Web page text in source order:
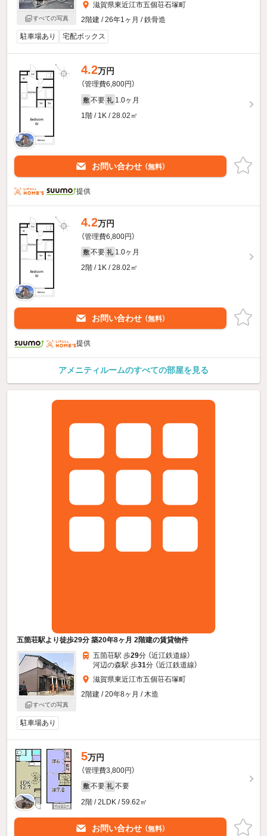
すべての写真
滋賀県東近江市五個荘石塚町
2階建 / 26年1ヶ月 / 鉄骨造
駐車場あり
宅配ボックス
4.2万円
（管理費6,800円）
敷 不要 礼 1.0ヶ月
1階 / 1K / 28.02㎡
お問い合わせ （無料）
提供
4.2万円
（管理費6,800円）
敷 不要 礼 1.0ヶ月
2階 / 1K / 28.02㎡
お問い合わせ （無料）
提供
アメニティルームのすべての部屋を見る
五箇荘駅より徒歩29分 築20年8ヶ月 2階建の賃貸物件
すべての写真
五箇荘駅 歩29分 （近江鉄道線）
河辺の森駅 歩31分 （近江鉄道線）
滋賀県東近江市五個荘石塚町
2階建 / 20年8ヶ月 / 木造
駐車場あり
5万円
（管理費3,800円）
敷 不要 礼 不要
2階 / 2LDK / 59.62㎡
お問い合わせ （無料）